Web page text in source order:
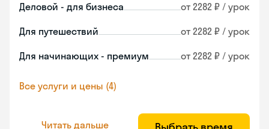
Деловой - для бизнеса от 2282 ₽ / урок
Для путешествий от 2282 ₽ / урок
Для начинающих - премиум от 2282 ₽ / урок
Все услуги и цены (4)
Читать дальше